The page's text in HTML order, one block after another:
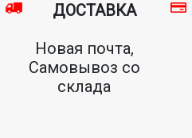
ДОСТАВКА
Новая почта,
Самовывоз со
склада